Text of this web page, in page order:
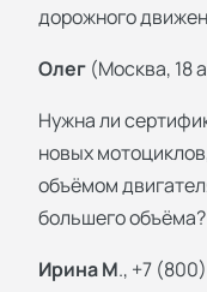
дорожного
Олег (Москва, 18
Нужна ли
новых
объёмом
большего объёма?
Ирина М., +7